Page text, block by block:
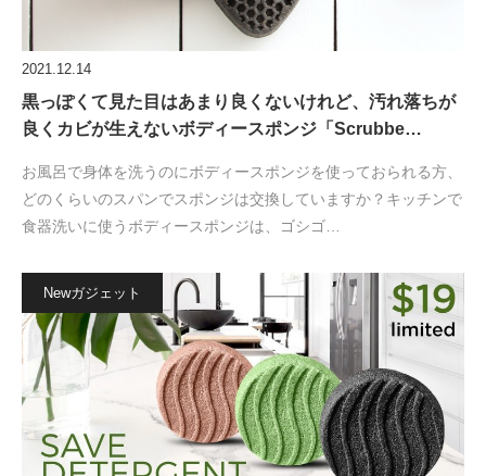
2021.12.14
黒っぽくて見た目はあまり良くないけれど、汚れ落ちが
良くカビが生えないボディースポンジ「Scrubbe…
お風呂で身体を洗うのにボディースポンジを使っておられる方、
どのくらいのスパンでスポンジは交換していますか？キッチンで
食器洗いに使うボディースポンジは、ゴシゴ…
Newガジェット